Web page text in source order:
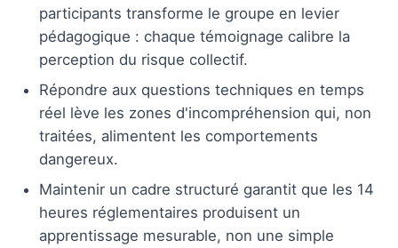
participants transforme le groupe en levier
pédagogique : chaque témoignage calibre la
perception du risque collectif.
Répondre aux questions techniques en temps
réel lève les zones d'incompréhension qui, non
traitées, alimentent les comportements
dangereux.
Maintenir un cadre structuré garantit que les 14
heures réglementaires produisent un
apprentissage mesurable, non une simple